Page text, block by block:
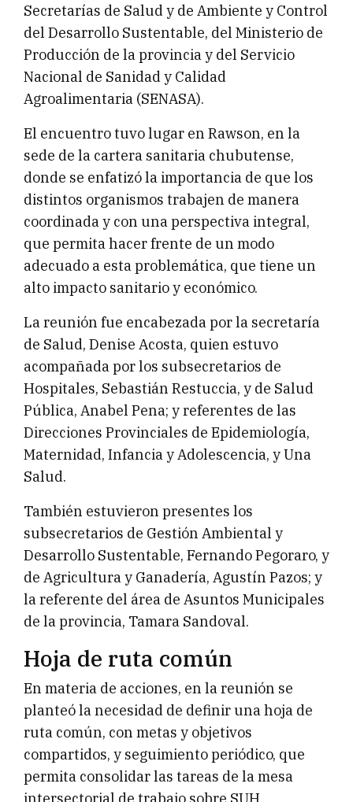
Secretarías de Salud y de Ambiente y Control
del Desarrollo Sustentable, del Ministerio de
Producción de la provincia y del Servicio
Nacional de Sanidad y Calidad
Agroalimentaria (SENASA).
El encuentro tuvo lugar en Rawson, en la
sede de la cartera sanitaria chubutense,
donde se enfatizó la importancia de que los
distintos organismos trabajen de manera
coordinada y con una perspectiva integral,
que permita hacer frente de un modo
adecuado a esta problemática, que tiene un
alto impacto sanitario y económico.
La reunión fue encabezada por la secretaría
de Salud, Denise Acosta, quien estuvo
acompañada por los subsecretarios de
Hospitales, Sebastián Restuccia, y de Salud
Pública, Anabel Pena; y referentes de las
Direcciones Provinciales de Epidemiología,
Maternidad, Infancia y Adolescencia, y Una
Salud.
También estuvieron presentes los
subsecretarios de Gestión Ambiental y
Desarrollo Sustentable, Fernando Pegoraro, y
de Agricultura y Ganadería, Agustín Pazos; y
la referente del área de Asuntos Municipales
de la provincia, Tamara Sandoval.
Hoja de ruta común
En materia de acciones, en la reunión se
planteó la necesidad de definir una hoja de
ruta común, con metas y objetivos
compartidos, y seguimiento periódico, que
permita consolidar las tareas de la mesa
intersectorial de trabajo sobre SUH.